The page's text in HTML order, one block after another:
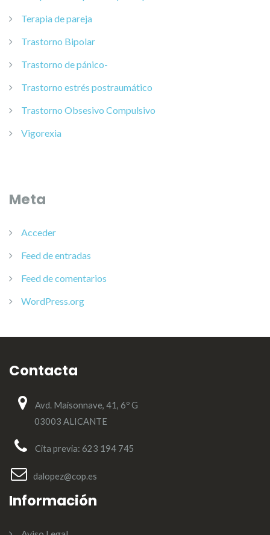
Terapia de pareja
Trastorno Bipolar
Trastorno de pánico-
Trastorno estrés postraumático
Trastorno Obsesivo Compulsivo
Vigorexia
Meta
Acceder
Feed de entradas
Feed de comentarios
WordPress.org
Contacta
Avd. Maisonnave, 41, 6º G
03003 ALICANTE
Cita previa: 623 194 745
dalopez@cop.es
Información